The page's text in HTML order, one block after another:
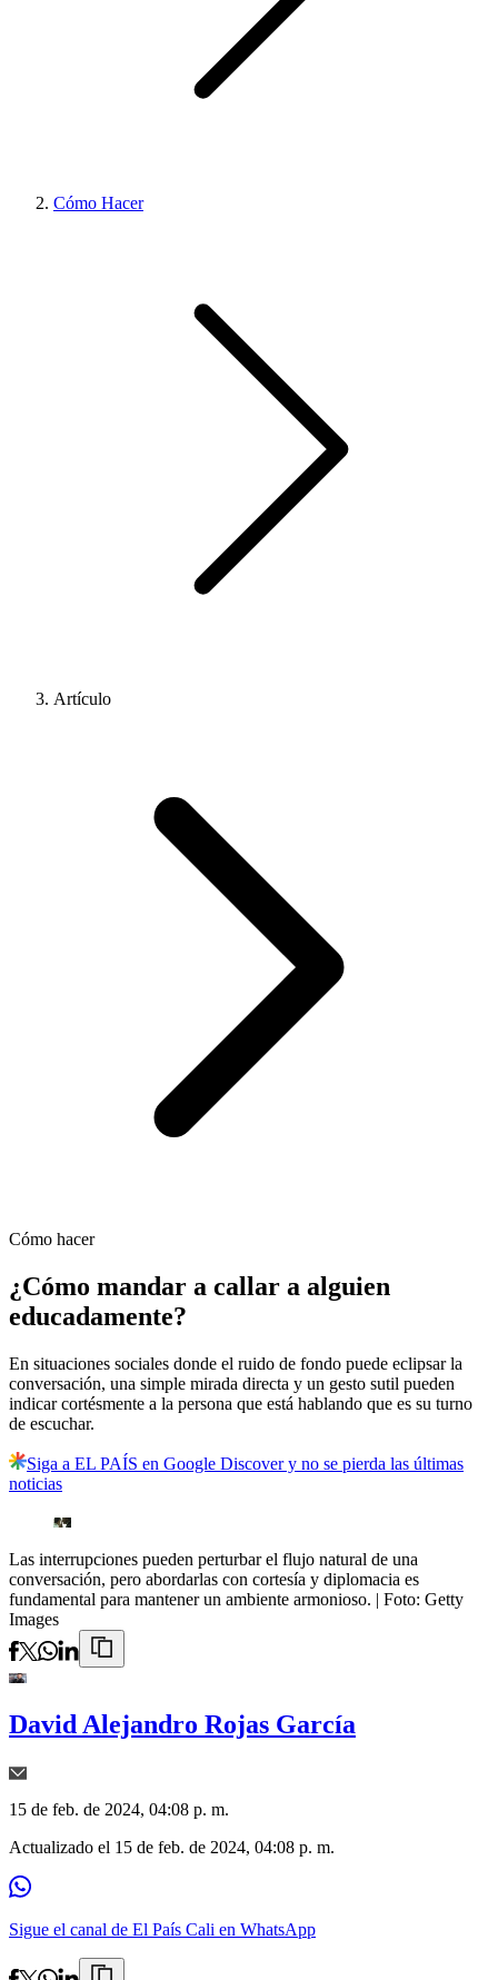
Cómo Hacer
Artículo
Cómo hacer
¿Cómo mandar a callar a alguien
educadamente?
En situaciones sociales donde el ruido de fondo puede eclipsar la
conversación, una simple mirada directa y un gesto sutil pueden
indicar cortésmente a la persona que está hablando que es su turno
de escuchar.
Siga a EL PAÍS en Google Discover y no se pierda las últimas
noticias
Las interrupciones pueden perturbar el flujo natural de una
conversación, pero abordarlas con cortesía y diplomacia es
fundamental para mantener un ambiente armonioso. | Foto: Getty
Images
David Alejandro Rojas García
15 de feb. de 2024, 04:08 p. m.
Actualizado el 15 de feb. de 2024, 04:08 p. m.
Sigue el canal de El País Cali en WhatsApp